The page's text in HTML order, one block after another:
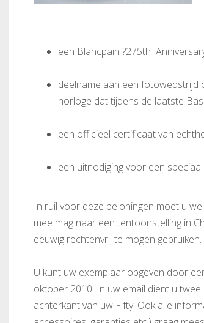
een Blancpain ?275th
deelname aan een fotowedstrijd
horloge dat tijdens de laatste
een officieel certificaat van
een uitnodiging voor een
In ruil voor deze beloningen moet u
mee mag naar een tentoonstelling in
eeuwig rechtenvrij te mogen gebruiken.
U kunt uw exemplaar opgeven door
oktober 2010. In uw email dient u
achterkant van uw Fifty. Ook alle